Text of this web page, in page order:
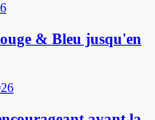
& Bleu jusqu'en